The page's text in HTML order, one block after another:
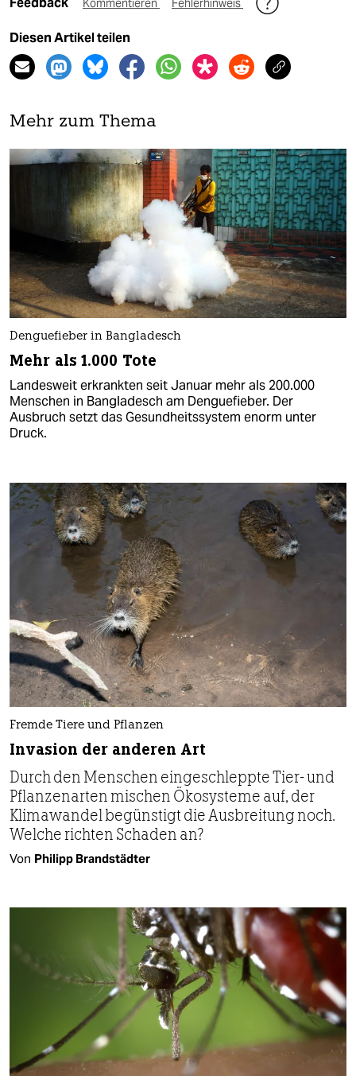
Feedback Kommentieren Fehlerhinweis
Diesen Artikel teilen
Mehr zum Thema
Denguefieber in Bangladesch
Mehr als 1.000 Tote
Landesweit erkrankten seit Januar mehr als 200.000
Menschen in Bangladesch am Denguefieber. Der
Ausbruch setzt das Gesundheitssystem enorm unter
Druck.
Fremde Tiere und Pflanzen
Invasion der anderen Art
Durch den Menschen eingeschleppte Tier- und
Pflanzenarten mischen Ökosysteme auf, der
Klimawandel begünstigt die Ausbreitung noch.
Welche richten Schaden an?
Von Philipp Brandstädter